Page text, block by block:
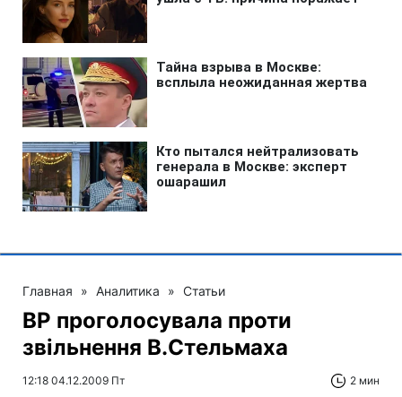
Главная » Аналитика » Статьи
ВР проголосувала проти
звільнення В.Стельмаха
12:18 04.12.2009 Пт 2 мин